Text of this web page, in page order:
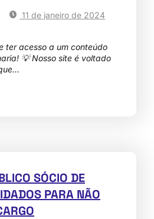
11 de janeiro de 2024
ter acesso a um conteúdo
💡 Nosso site é voltado
SÓCIO DE
PARA NÃO